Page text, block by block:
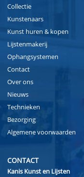
Collectie
Kunstenaars
Kunst huren & kopen
Lijstenmakerij
Ophangsystemen
Contact
Over ons
Nieuws
Technieken
Bezorging
Algemene voorwaarden
CONTACT
Kanis Kunst en Lijsten